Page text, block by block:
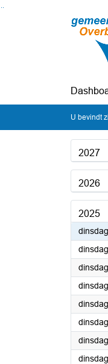
Ga naar de inhoud van
U bevindt
2027
2026
2025